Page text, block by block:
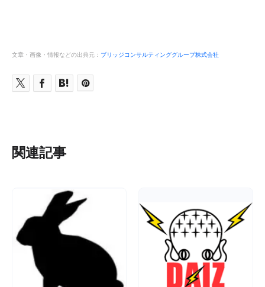
文章・画像・情報などの出典元： ブリッジコンサルティンググループ株式会社
関連記事